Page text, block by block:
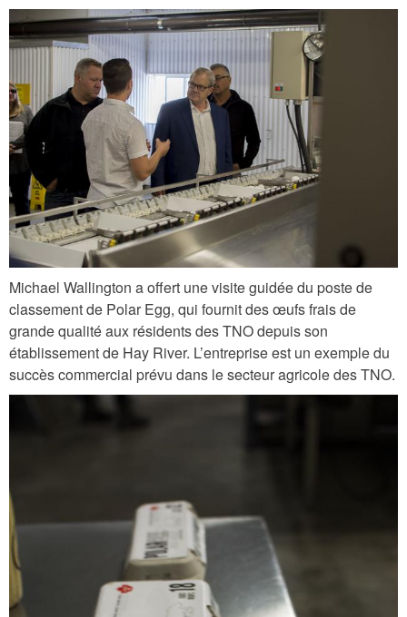
d
s
c
_
0
9
7
9
.
j
p
g
Michael Wallington a offert une visite guidée du poste de
classement de Polar Egg, qui fournit des œufs frais de
grande qualité aux résidents des TNO depuis son
établissement de Hay River. L’entreprise est un exemple du
succès commercial prévu dans le secteur agricole des TNO.
d
c
_
0
9
7